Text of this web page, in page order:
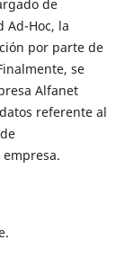
de
Ad-Hoc, la
por parte de
se
Alfanet
referente al